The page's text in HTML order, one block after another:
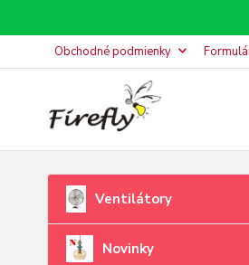
Obchodné podmienky
Ventilátory
Novinky